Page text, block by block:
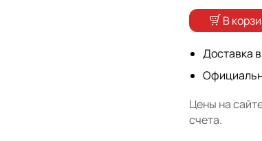
В
Доставка
Цены на
счета.